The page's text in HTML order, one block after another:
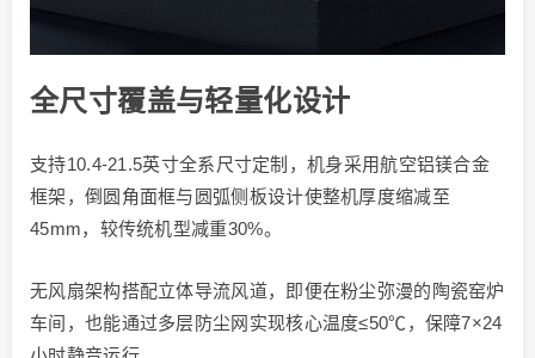
全尺寸覆盖与轻量化设计
支持10.4-21.5英寸全系尺寸定制，机身采用航空铝镁合金
框架，倒圆角面框与圆弧侧板设计使整机厚度缩减至
45mm，较传统机型减重30%。
无风扇架构搭配立体导流风道，即便在粉尘弥漫的陶瓷窑炉
车间，也能通过多层防尘网实现核心温度≤50℃，保障7×24